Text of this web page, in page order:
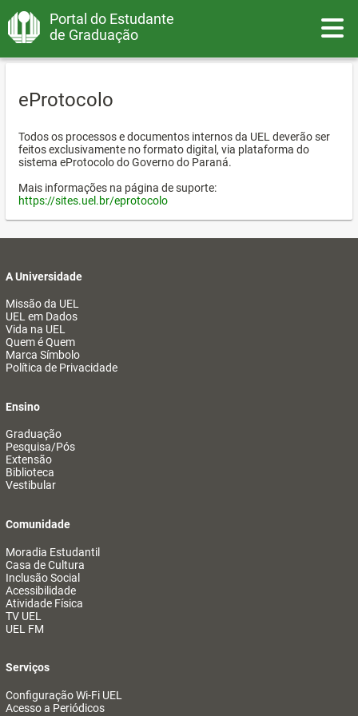
Portal do Estudante
de Graduação
eProtocolo
Todos os processos e documentos internos da UEL deverão ser
feitos exclusivamente no formato digital, via plataforma do
sistema eProtocolo do Governo do Paraná.
Mais informações na página de suporte:
https://sites.uel.br/eprotocolo
A Universidade
Missão da UEL
UEL em Dados
Vida na UEL
Quem é Quem
Marca Símbolo
Política de Privacidade
Ensino
Graduação
Pesquisa/Pós
Extensão
Biblioteca
Vestibular
Comunidade
Moradia Estudantil
Casa de Cultura
Inclusão Social
Acessibilidade
Atividade Física
TV UEL
UEL FM
Serviços
Configuração Wi-Fi UEL
Acesso a Periódicos